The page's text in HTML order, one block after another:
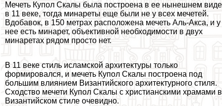
Мечеть Купол Скалы была построена в ее нынешнем виде
в 11 веке, тогда минареты еще были не у всех мечетей.
Вдобавок, в 150 метрах расположена мечеть Аль-Акса, и у
нее есть минарет, объективной необходимости в двух
минаретах рядом просто нет.
В 11 веке стиль исламской архитектуры только
формировался, и мечеть Купол Скалы построена под
большим влиянием Византийского архитектурного стиля.
Сходство мечети Купол Скалы с христианскими храмами в
Византийском стиле очевидно.